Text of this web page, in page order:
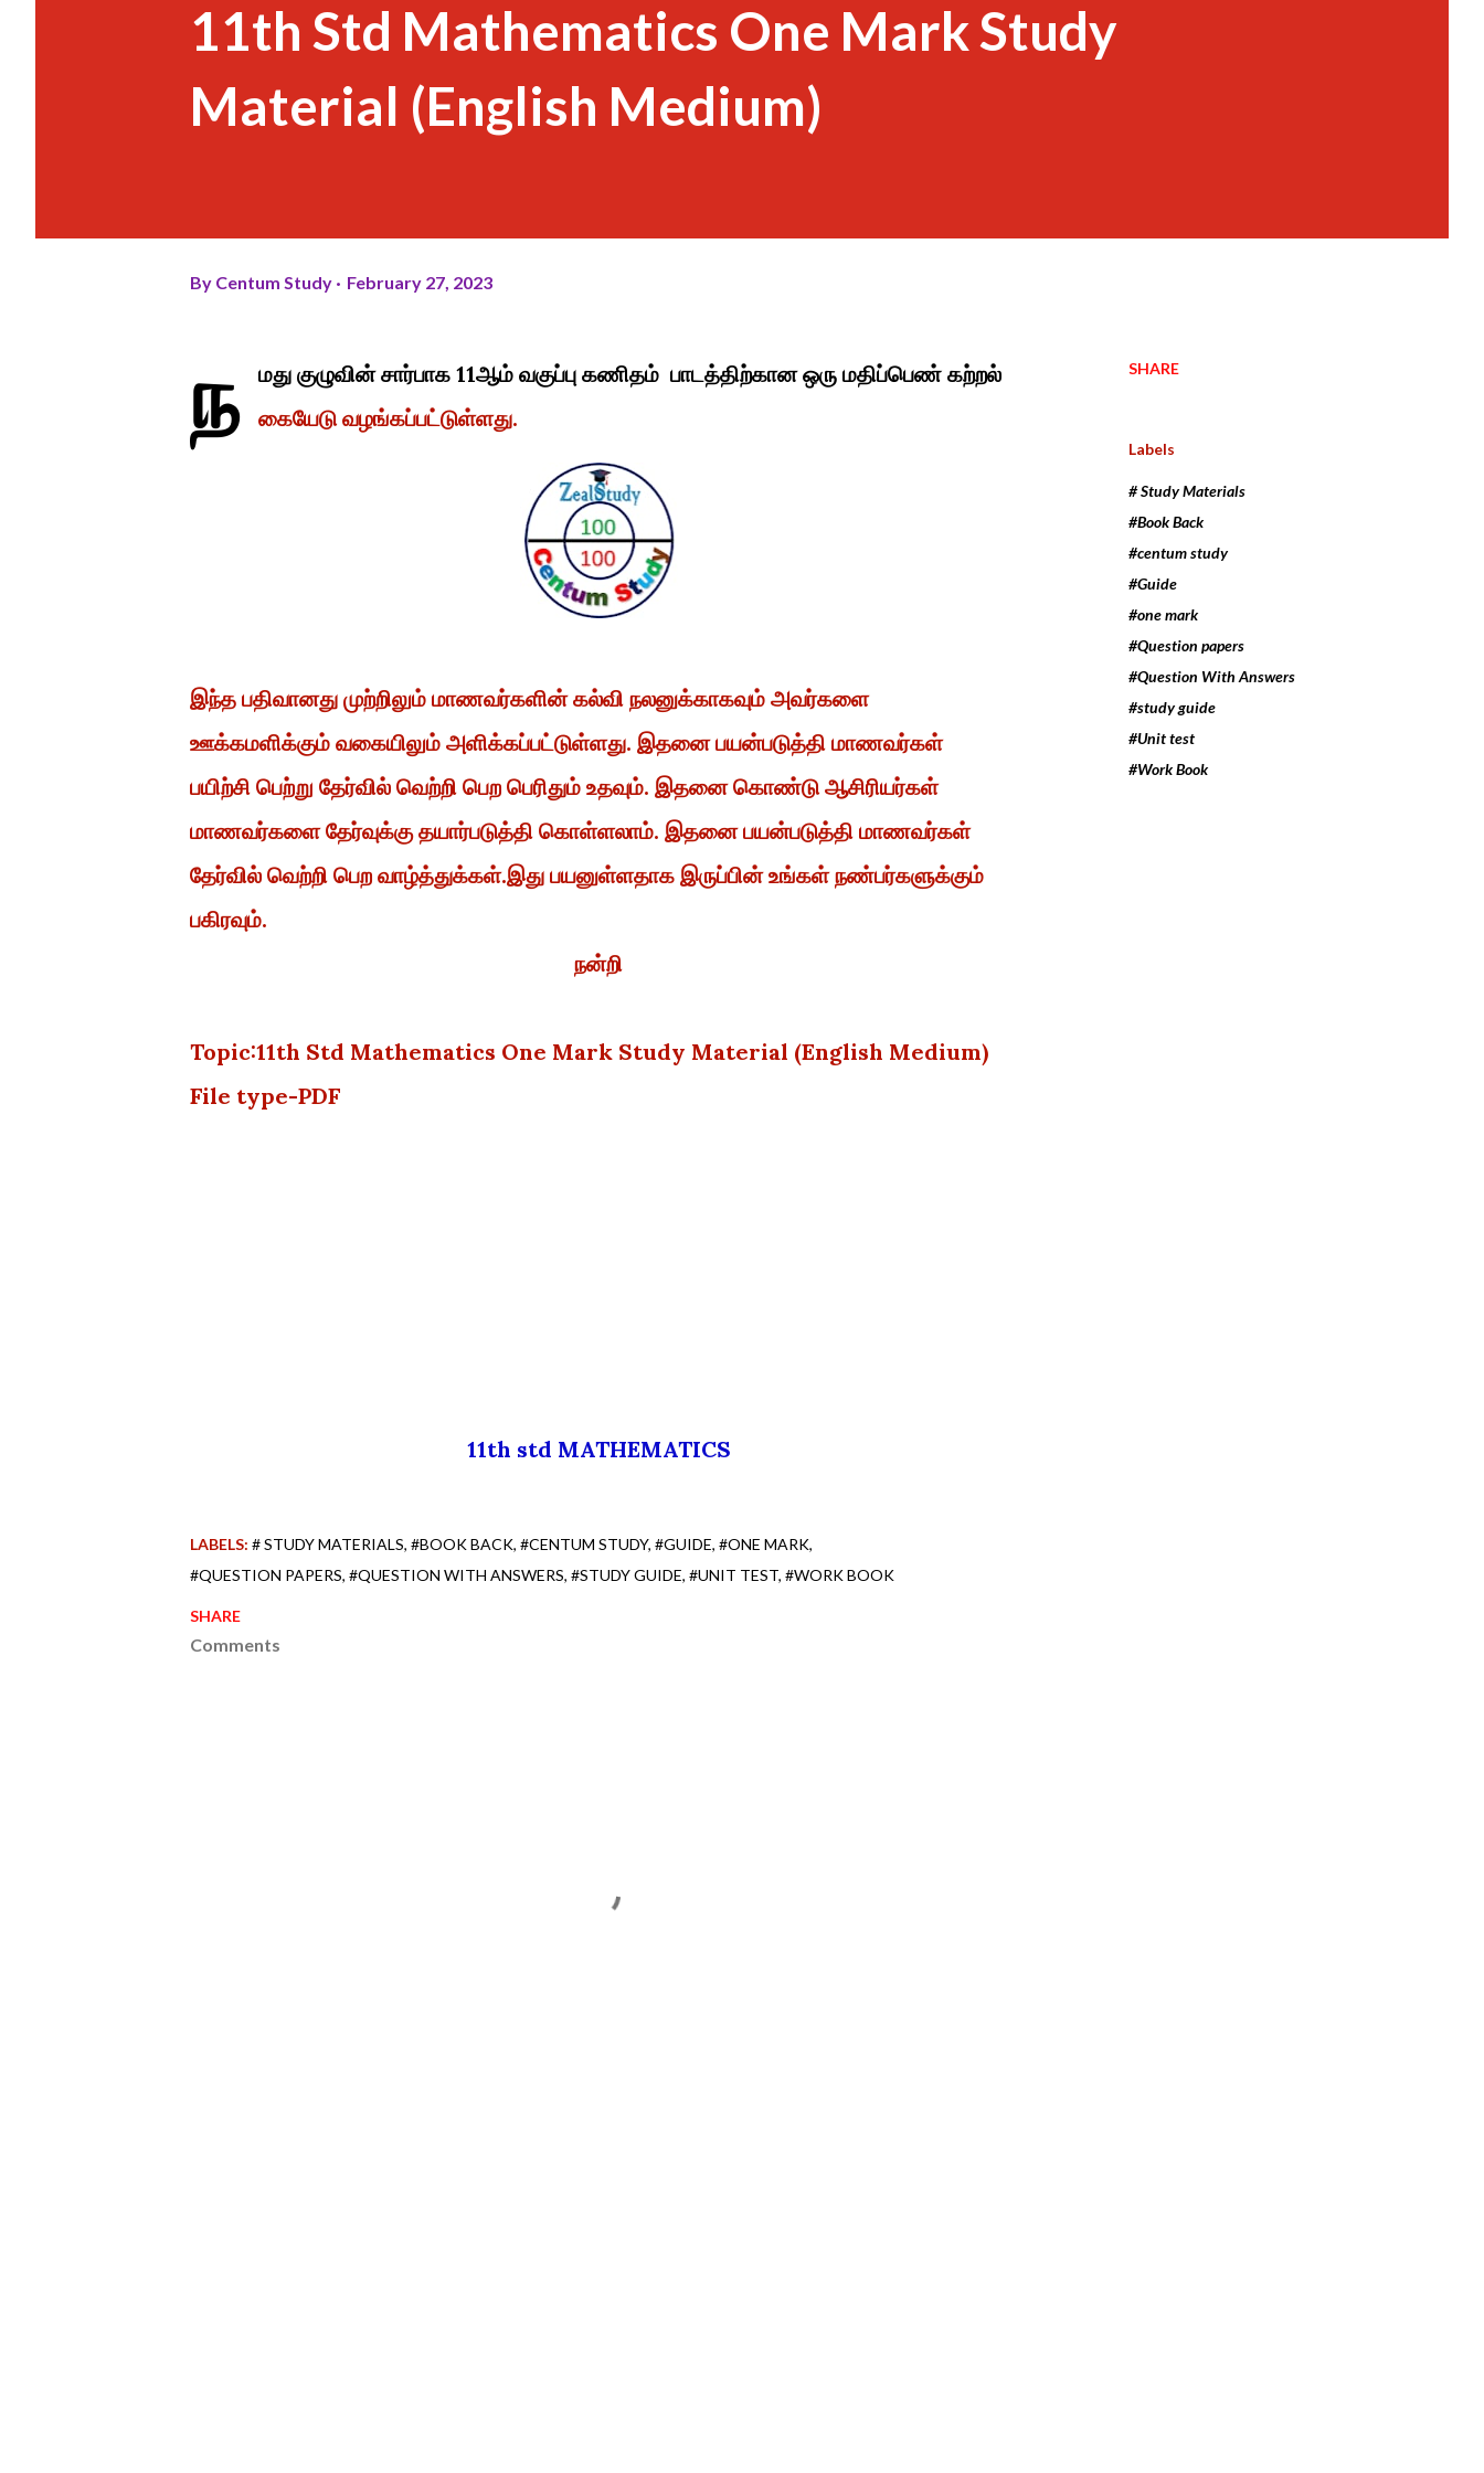
11th Std Mathematics One Mark Study
Material (English Medium)
By Centum Study February 27, 2023
ந
மது குழுவின் சார்பாக 11ஆம் வகுப்பு கணிதம் பாடத்திற்கான ஒரு மதிப்பெண் கற்றல்
கையேடு வழங்கப்பட்டுள்ளது.
இந்த பதிவானது முற்றிலும் மாணவர்களின் கல்வி நலனுக்காகவும் அவர்களை
ஊக்கமளிக்கும் வகையிலும் அளிக்கப்பட்டுள்ளது. இதனை பயன்படுத்தி மாணவர்கள்
பயிற்சி பெற்று தேர்வில் வெற்றி பெற பெரிதும் உதவும். இதனை கொண்டு ஆசிரியர்கள்
மாணவர்களை தேர்வுக்கு தயார்படுத்தி கொள்ளலாம். இதனை பயன்படுத்தி மாணவர்கள்
தேர்வில் வெற்றி பெற வாழ்த்துக்கள்.இது பயனுள்ளதாக இருப்பின் உங்கள் நண்பர்களுக்கும்
பகிரவும்.
நன்றி
Topic:11th Std Mathematics One Mark Study Material (English Medium)
File type-PDF
11th std MATHEMATICS
SHARE
Labels
# Study Materials
#Book Back
#centum study
#Guide
#one mark
#Question papers
#Question With Answers
#study guide
#Unit test
#Work Book
LABELS: # STUDY MATERIALS #BOOK BACK #CENTUM STUDY #GUIDE #ONE MARK
#QUESTION PAPERS #QUESTION WITH ANSWERS #STUDY GUIDE #UNIT TEST #WORK BOOK
SHARE
Comments